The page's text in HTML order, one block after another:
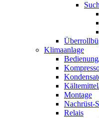
Klimaanlage
Montage
Nachrüst-
Relais